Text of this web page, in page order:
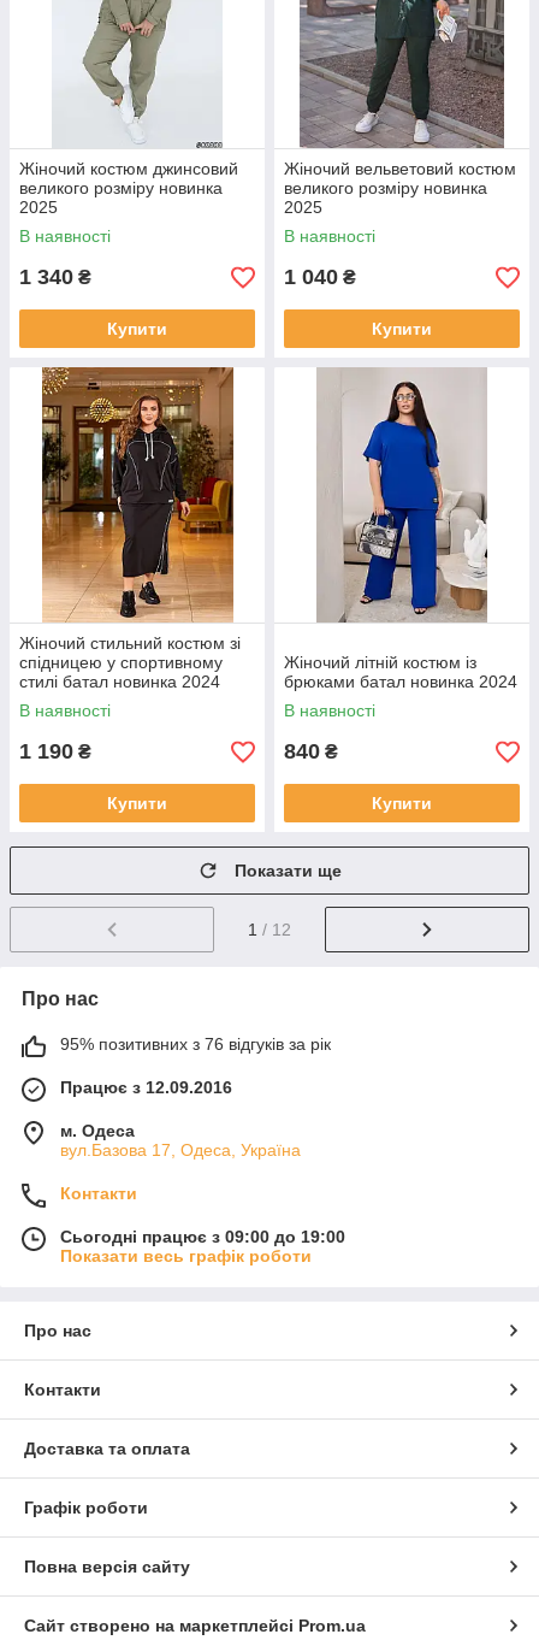
Жіночий костюм джинсовий
великого розміру новинка
2025
В наявності
1 340 ₴
Купити
Жіночий вельветовий костюм
великого розміру новинка
2025
В наявності
1 040 ₴
Купити
Жіночий стильний костюм зі
спідницею у спортивному
стилі батал новинка 2024
В наявності
1 190 ₴
Купити
Жіночий літній костюм із
брюками батал новинка 2024
В наявності
840 ₴
Купити
Показати ще
1 / 12
Про нас
95% позитивних з 76 відгуків за рік
Працює з 12.09.2016
м. Одеса
вул.Базова 17, Одеса, Україна
Контакти
Сьогодні працює з 09:00 до 19:00
Показати весь графік роботи
Про нас
Контакти
Доставка та оплата
Графік роботи
Повна версія сайту
Сайт створено на маркетплейсі Prom.ua